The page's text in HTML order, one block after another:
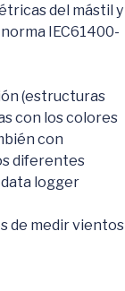
del mástil y
IEC61400-
(estructuras
con los colores
con
diferentes
logger
de medir vientos